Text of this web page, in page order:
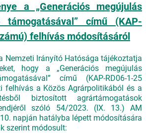
a „Generációs megújulás
támogatásával” című (KAP-
felhívás módosításáról
Nemzeti Irányító Hatósága tájékoztatja
hogy a „Generációs megújulás
című (KAP-RD06-1-25
felhívás a Közös Agrárpolitikából és a
biztosított agrártámogatások
szóló 54/2023. (IX. 13.) AM
napján hatályba lépett módosítására
szerint módosult: